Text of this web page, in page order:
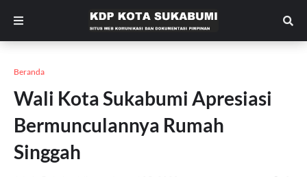
Beranda
Wali Kota Sukabumi Apresiasi
Bermunculannya Rumah
Singgah